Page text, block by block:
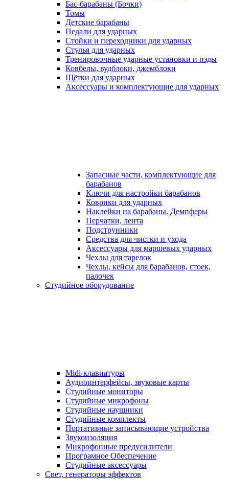
Бас-барабаны (Бочки)
Томы
Детские барабаны
Педали для ударных
Стойки и переходники для ударных
Стулья для ударных
Тренировочные ударные установки и пэды
Ковбелы, вудблоки, джемблоки
Щётки для ударных
Аксесcуары и комплектующие для ударных
Запасные части, комплектующие для
барабанов
Ключи для настройки барабанов
Коврики для ударных
Наклейки на барабаны. Демпферы
Перчатки, лента
Подструнники
Средства для чистки и ухода
Аксессуары для маршевых ударных
Чехлы для тарелок
Чехлы, кейсы для барабанов, стоек,
палочек
Студийное оборудование
Midi-клавиатуры
Аудиоинтерфейсы, звуковые карты
Студийные мониторы
Студийные микрофоны
Студийные наушники
Студийные комплекты
Портативные записывающие устройства
Звукоизоляция
Микрофонные предусилители
Програмное Обеспечение
Студийные аксессуары
Свет, генераторы эффектов